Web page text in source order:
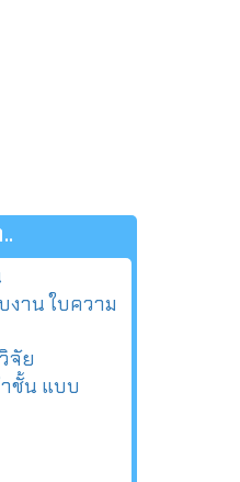
งาน ใบความ
จัย
ำชั้น แบบ